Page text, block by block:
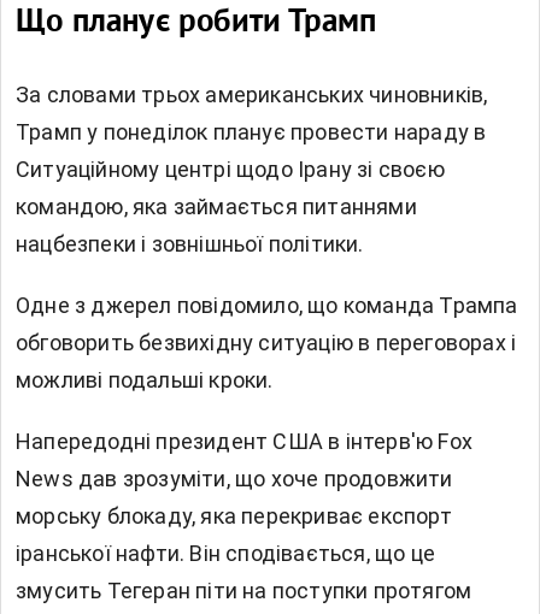
Що планує робити Трамп
За словами трьох американських чиновників,
Трамп у понеділок планує провести нараду в
Ситуаційному центрі щодо Ірану зі своєю
командою, яка займається питаннями
нацбезпеки і зовнішньої політики.
Одне з джерел повідомило, що команда Трампа
обговорить безвихідну ситуацію в переговорах і
можливі подальші кроки.
Напередодні президент США в інтерв'ю Fox
News дав зрозуміти, що хоче продовжити
морську блокаду, яка перекриває експорт
іранської нафти. Він сподівається, що це
змусить Тегеран піти на поступки протягом